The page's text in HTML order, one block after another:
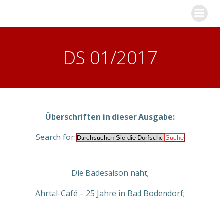
springen
DS 01/2017
Überschriften in dieser Ausgabe:
Search for:
Die Badesaison naht;
Ahrtal-Café – 25 Jahre in Bad Bodendorf;